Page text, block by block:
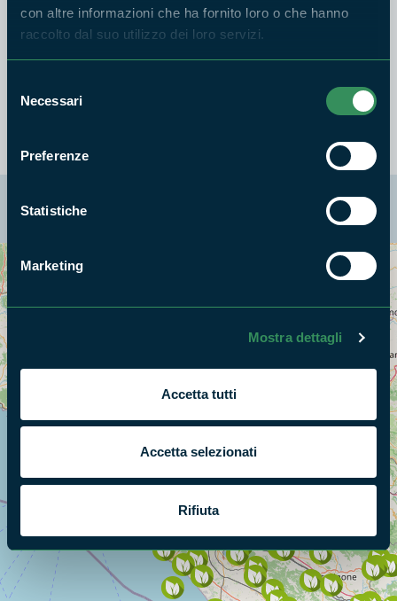
con altre informazioni che ha fornito loro o che hanno
raccolto dal suo utilizzo dei loro servizi.
delNecessari
Preferenze
Statistiche
Marketing
Mostra dettagli
Accetta tutti
Accetta selezionati
Rifiuta
Plastic Free, condotta da Milena Trani e Tina Di
Fazio.
Lido Il Grillo.
La mappa di Parchilazio.it